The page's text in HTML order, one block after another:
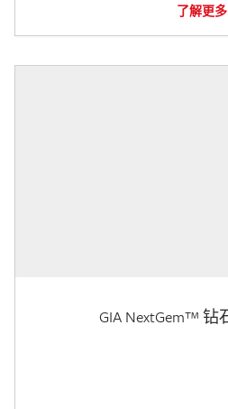
了解更多
GIA NextGem™ 钻